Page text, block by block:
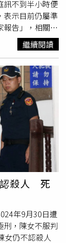
即依照法院判決
判決確定後，新
決定前，應傳喚
師李晏榕（圖／
陳述，她帶兩個
望看到自己的資
但需要對法定代
開王家舜之後
前會說不想接
略」，要等到
屈，在王家舜
不是因為是受
託給連學校社
？」李晏榕強
女，不過孩子
會局提供相關
會局透過委任
說的事情，如
家舜疑似不當
入並提供相關
新北市政府社
親權。（圖／報
隱私拒絕提供
訊不到半小時便
表示目前仍屬準
報告」，相關說
界關心，並為事
壓問題，薛仕凌
相關內容會在正
嫌閃兵案件擴
兵集團首腦、
逃避兵役。檢
等理由多次
以高血壓為
不僅教導薛仕
常狀態，還在
24小時血壓監
「槍手」，藉
變更為免役體
犯行，反而利
稱自己是遭到
過律師聯繫劇
不知情的專業人
是自己親自量
繼續閱讀
認殺人 死
年9月30日遭
刑，陳女不服判
女仍不認殺人